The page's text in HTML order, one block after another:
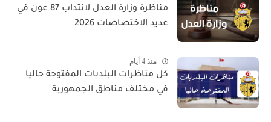
مناظرة وزارة العدل لانتداب 87 عون في
عديد الاختصاصات 2026
منذ 4 أيام
كل مناظرات البلديات المفتوحة حاليا
في مختلف مناطق الجمهورية